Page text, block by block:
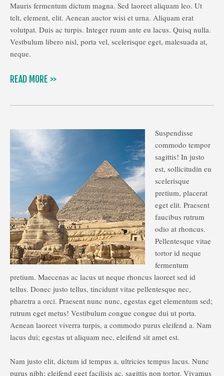
Mauris fermentum dictum magna. Sed laoreet aliquam leo. Ut
telt, element, elit. Aenean auctor wisi et urna. Aliquam erat
volutpat. Duis ac turpis. Integer ruum ante eu lacus. Quisq nulla.
Vestbulum libero nisl, porta vel, scelerisque eget, malesuada at,
neque.
READ MORE >>
Suspendisse
commodo tempor
sagittis! In justo
est, sollicitudin eu
scelerisque
pretium, placerat
eget elit. Praesent
faucibus rutrum
odio at rhoncus.
Pellentesque vitae
tortor id neque
fermentum
pretium. Maecenas ac lacus ut neque rhoncus laoreet sed id
tellus. Donec justo tellus, tincidunt vitae pellentesque nec,
pharetra a orci. Praesent nunc nunc, egestas eget elementum sed;
rutrum eget metus! Vestibulum congue congue dui ut porta.
Aenean laoreet viverra turpis, a commodo purus eleifend a. Nam
lacus dui; egestas ut aliquam nec, eleifend sit amet est.
Nam justo elit, dictum id tempus a, ultricies tempus lacus. Nunc
purus nibh; eleifend eget facilisis ac, sagittis non tortor. Vivamus